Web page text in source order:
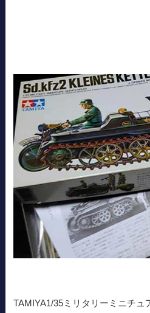
TAMIYA1/35ミリタリーミニチュ